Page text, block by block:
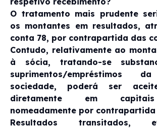
O tratamento mais prudente
os montantes em resultados,
conta 78, por contrapartida das
Contudo, relativamente ao
à sócia, tratando-se
suprimentos/
sociedade, poderá ser
diretamente em
nomeadamente por
Resultados transitados,